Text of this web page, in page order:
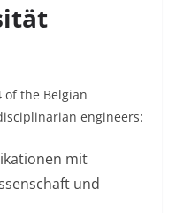
of the Belgian
engineers:
mit
und